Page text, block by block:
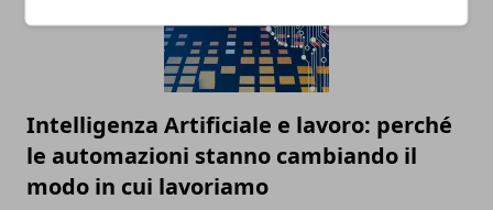
Intelligenza Artificiale e lavoro: perché
le automazioni stanno cambiando il
modo in cui lavoriamo